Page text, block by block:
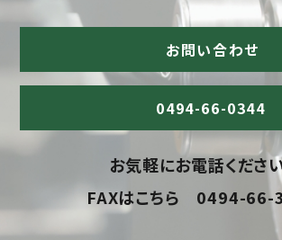
お問い合わせ
0494-66-0344
お気軽にお電話ください
FAXはこちら 0494-66-